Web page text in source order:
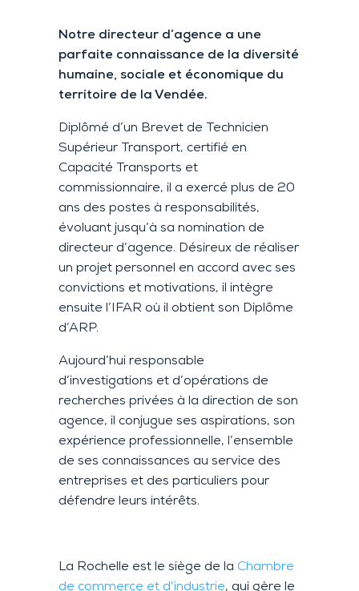
N otre directeur d’agencea une
parfaite connaissancede la diversité
humaine, sociale et économique du
territoire de la Vendée.
Diplômé d’un Brevet de Technicien
Supérieur Transport, certifié en
Capacité
Transports et
commissionnaire, il a exercé plus de 20
ans des postes à responsabilités,
évoluant jusqu’à sa nomination de
directeur d’agence. Désireux de réaliser
un projet personnel en accord avec ses
convictions et motivations, il intègre
ensuite l’IFAR où il obtient son Diplôme
d’ARP.
Aujourd’hui responsable
d’investigations et d’opérations de
recherches privées à la direction de son
agence, il conjugue ses aspirations, son
expérience professionnelle, l’ensemble
de ses connaissances au service des
entreprises et des particuliers pour
défendre leurs intérêts.
La Rochelle est le siège de la Chambre
de commerce et d’industrie, qui gère le